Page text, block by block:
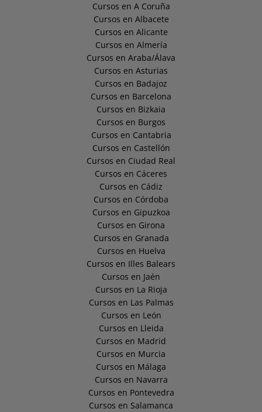
Cursos en A Coruña
Cursos en Albacete
Cursos en Alicante
Cursos en Almería
Cursos en Araba/Álava
Cursos en Asturias
Cursos en Badajoz
Cursos en Barcelona
Cursos en Bizkaia
Cursos en Burgos
Cursos en Cantabria
Cursos en Castellón
Cursos en Ciudad Real
Cursos en Cáceres
Cursos en Cádiz
Cursos en Córdoba
Cursos en Gipuzkoa
Cursos en Girona
Cursos en Granada
Cursos en Huelva
Cursos en Illes Balears
Cursos en Jaén
Cursos en La Rioja
Cursos en Las Palmas
Cursos en León
Cursos en Lleida
Cursos en Madrid
Cursos en Murcia
Cursos en Málaga
Cursos en Navarra
Cursos en Pontevedra
Cursos en Salamanca